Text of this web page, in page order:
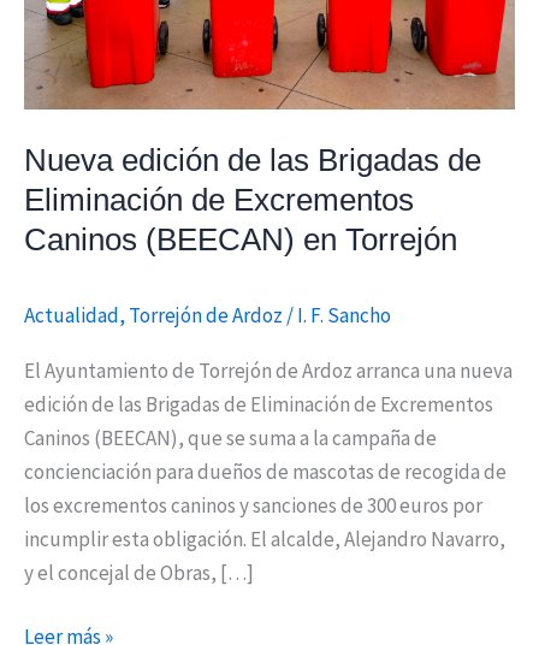
Nueva edición de las Brigadas de
Eliminación de Excrementos
Caninos (BEECAN) en Torrejón
Actualidad, Torrejón de Ardoz /I. F. Sancho
El Ayuntamiento de Torrejón de Ardoz arranca una nueva
edición de las Brigadas de Eliminación de Excrementos
Caninos (BEECAN), que se suma a la campaña de
concienciación para dueños de mascotas de recogida de
los excrementos caninos y sanciones de 300 euros por
incumplir esta obligación. El alcalde, Alejandro Navarro,
y el concejal de Obras, […]
Excrementos
Caninos
(BEECAN)
Torrejón
Leer más »